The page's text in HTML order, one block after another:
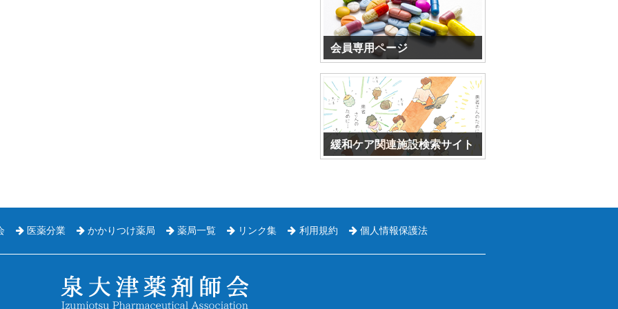
会員専用ページ
パスワードを入力してください。
緩和ケア関連施設検索サイト
外部サイトになります。
医薬分業 かかりつけ薬局 薬局一覧 リンク集 利用規約 個人情報保護法